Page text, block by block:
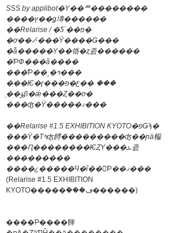
SSS by applibot�Υ��ꥨ��������
����ץ��ǥ塼������
��Relarise / �Ƽ´��פ�
�ơ��ޤˤ���Ÿ����Ǥ���
�ͥå�����Υ��饹�ȥ졼������
�ƤФ���ã����
���ͤƤ��¸�ߤ���
�ֵ��Ѥ�ɽ���פ�ƹ��ۤ���
̤��ؤβ�ǽ���Ȥ��ơ�
���ʤ�Ÿ�����ޤ���
��Relarise #1.5 EXHIBITION KYOTO�פǤϡ�
���Ÿ�Τߤʤ餺���������ʤ��ɲä䡢
���Ԥ��������ѤȤΥ���ܥ졼
���������
����¿�����Ϥ�ĩ��򤷤Ƥ��ޤ���
(Relarise #1.5 EXHIBITION
KYOTO�����ۡ���ڡ������)
����Ρּ����餫